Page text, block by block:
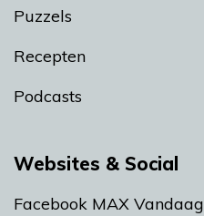
Puzzels
Recepten
Podcasts
Websites & Social
Facebook MAX Vandaag